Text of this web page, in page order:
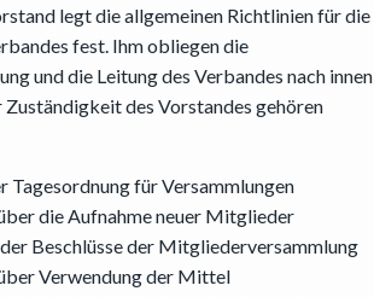
legt die allgemeinen Richtlinien für die
fest. Ihm obliegen die
und die Leitung des Verbandes nach innen
Zuständigkeit des Vorstandes gehören
Tagesordnung für Versammlungen
die Aufnahme neuer Mitglieder
Beschlüsse der Mitgliederversammlung
Verwendung der Mittel